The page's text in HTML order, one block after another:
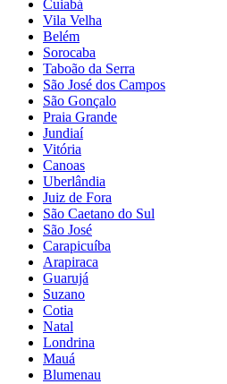
Cuiabá
Vila Velha
Belém
Sorocaba
Taboão da Serra
São José dos Campos
São Gonçalo
Praia Grande
Jundiaí
Vitória
Canoas
Uberlândia
Juiz de Fora
São Caetano do Sul
São José
Carapicuíba
Arapiraca
Guarujá
Suzano
Cotia
Natal
Londrina
Mauá
Blumenau